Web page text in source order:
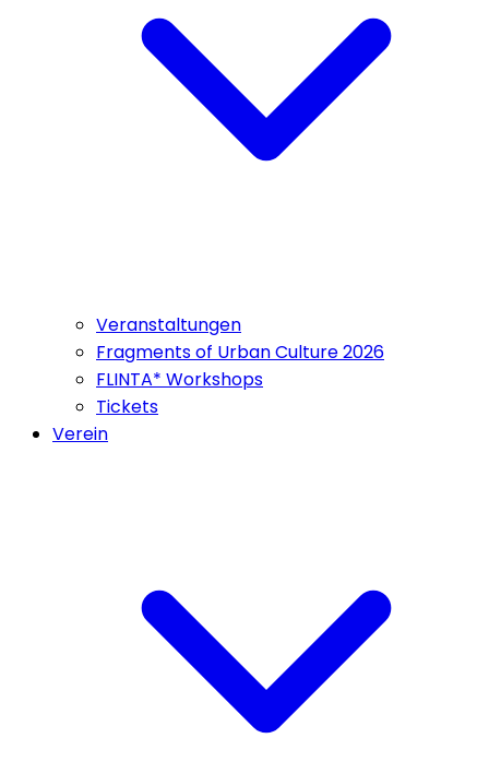
Veranstaltungen
Fragments of Urban Culture 2026
FLINTA* Workshops
Tickets
Verein